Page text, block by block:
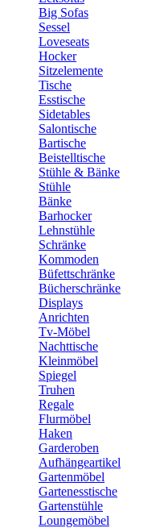
Big Sofas
Sessel
Loveseats
Hocker
Sitzelemente
Tische
Esstische
Sidetables
Salontische
Bartische
Beistelltische
Stühle & Bänke
Stühle
Bänke
Barhocker
Lehnstühle
Schränke
Kommoden
Büfettschränke
Bücherschränke
Displays
Anrichten
Tv-Möbel
Nachttische
Kleinmöbel
Spiegel
Truhen
Regale
Flurmöbel
Haken
Garderoben
Aufhängeartikel
Gartenmöbel
Gartenesstische
Gartenstühle
Loungemöbel